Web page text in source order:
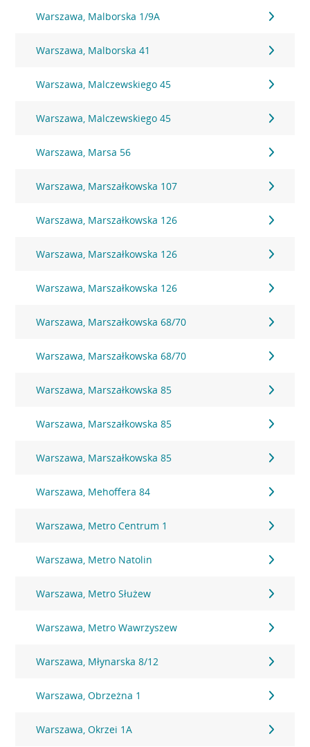
Warszawa, Malborska 1/9A
Warszawa, Malborska 41
Warszawa, Malczewskiego 45
Warszawa, Malczewskiego 45
Warszawa, Marsa 56
Warszawa, Marszałkowska 107
Warszawa, Marszałkowska 126
Warszawa, Marszałkowska 126
Warszawa, Marszałkowska 126
Warszawa, Marszałkowska 68/70
Warszawa, Marszałkowska 68/70
Warszawa, Marszałkowska 85
Warszawa, Marszałkowska 85
Warszawa, Marszałkowska 85
Warszawa, Mehoffera 84
Warszawa, Metro Centrum 1
Warszawa, Metro Natolin
Warszawa, Metro Służew
Warszawa, Metro Wawrzyszew
Warszawa, Młynarska 8/12
Warszawa, Obrzeżna 1
Warszawa, Okrzei 1A